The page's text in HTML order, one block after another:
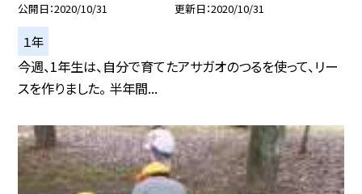
公開日 2020/10/31 更新日 2020/10/31
１年
今週、1年生は、自分で育てたアサガオのつるを使って、リー
スを作りました。 半年間...